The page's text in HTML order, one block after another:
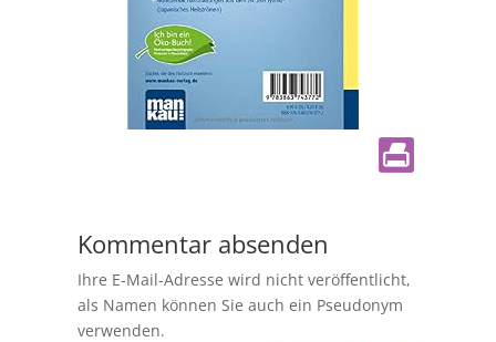
Kommentar absenden
Ihre E-Mail-Adresse wird nicht veröffentlicht,
als Namen können Sie auch ein Pseudonym
verwenden.